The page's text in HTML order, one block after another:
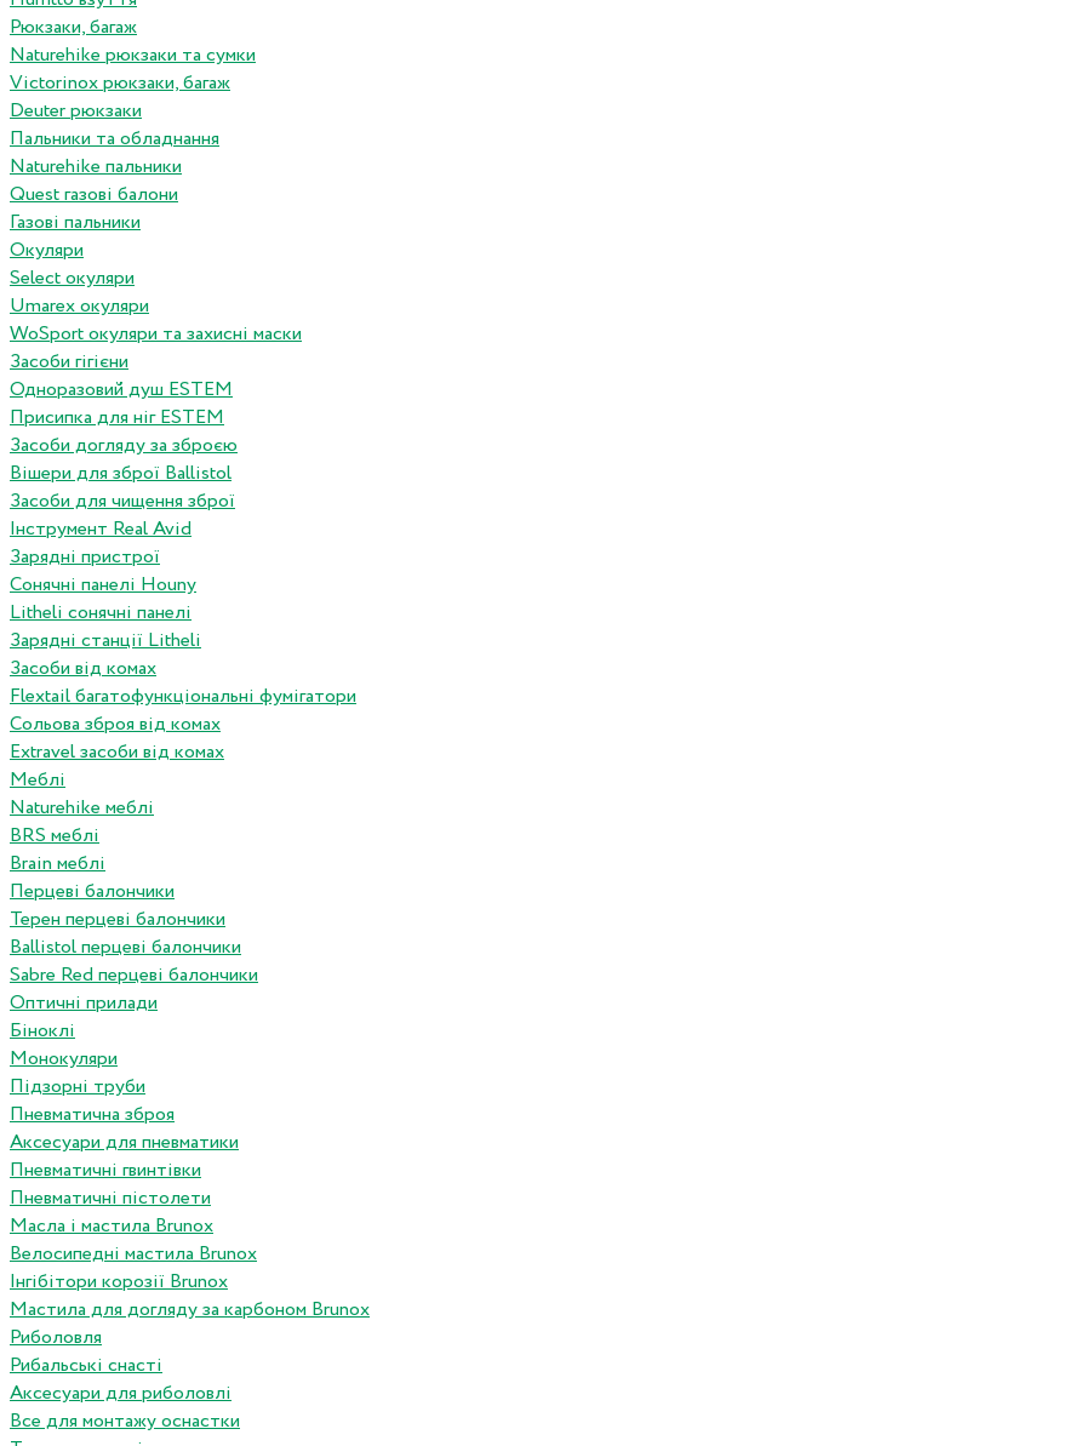
Рюкзаки, багаж
Naturehike рюкзаки та сумки
Victorinox рюкзаки, багаж
Deuter рюкзаки
Пальники та обладнання
Naturehike пальники
Quest газові балони
Газові пальники
Окуляри
Select окуляри
Umarex окуляри
WoSport окуляри та захисні маски
Засоби гігієни
Одноразовий душ ESTEM
Присипка для ніг ESTEM
Засоби догляду за зброєю
Вішери для зброї Ballistol
Засоби для чищення зброї
Інструмент Real Avid
Зарядні пристрої
Сонячні панелі Houny
Litheli сонячні панелі
Зарядні станції Litheli
Засоби від комах
Flextail багатофункціональні фумігатори
Сольова зброя від комах
Extravel засоби від комах
Меблі
Naturehike меблі
BRS меблі
Brain меблі
Перцеві балончики
Терен перцеві балончики
Ballistol перцеві балончики
Sabre Red перцеві балончики
Оптичні прилади
Біноклі
Монокуляри
Підзорні труби
Пневматична зброя
Аксесуари для пневматики
Пневматичні гвинтівки
Пневматичні пістолети
Масла і мастила Brunox
Велосипедні мастила Brunox
Інгібітори корозії Brunox
Мастила для догляду за карбоном Brunox
Риболовля
Рибальські снасті
Аксесуари для риболовлі
Все для монтажу оснастки